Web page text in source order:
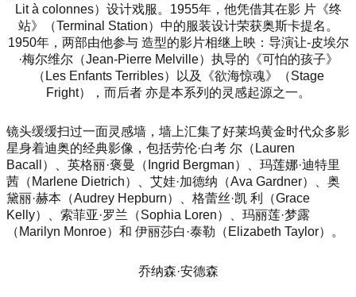
Lit à colonnes）设计戏服。1955年，他凭借其在影 片《终
站》（Terminal Station）中的服装设计荣获奥斯卡提名。
1950年，两部由他参与 造型的影片相继上映：导演让-皮埃尔
·梅尔维尔（Jean-Pierre Melville）执导的《可怕的孩子》
（Les Enfants Terribles）以及《欲海惊魂》（Stage
Fright），而后者 亦是本系列的灵感起源之一。
镜头缓缓扫过一面灵感墙，墙上汇集了好莱坞黄金时代众多影
星身着迪奥的经典影像，包括劳伦·白考 尔（Lauren
Bacall）、英格丽·褒曼（Ingrid Bergman）、玛莲娜·迪特里
茜（Marlene Dietrich）、艾娃·加德纳（Ava Gardner）、奥
黛丽·赫本（Audrey Hepburn）、格蕾丝·凯 利（Grace
Kelly）、索菲亚·罗兰（Sophia Loren）、玛丽莲·梦露
（Marilyn Monroe）和 伊丽莎白·泰勒（Elizabeth Taylor）。
乔纳森·安德森